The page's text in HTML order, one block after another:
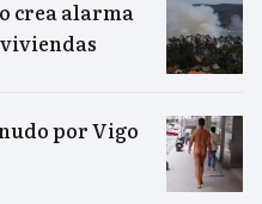
crea alarma
por Vigo